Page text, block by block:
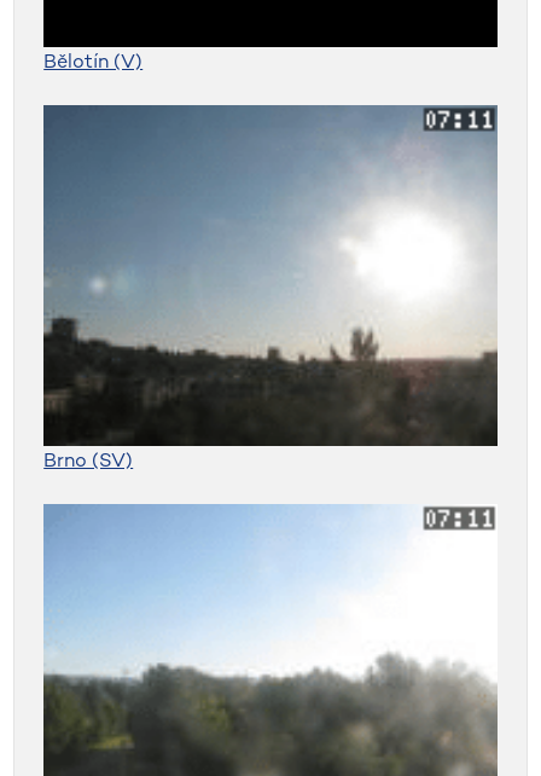
Bělotín (V)
Brno (SV)